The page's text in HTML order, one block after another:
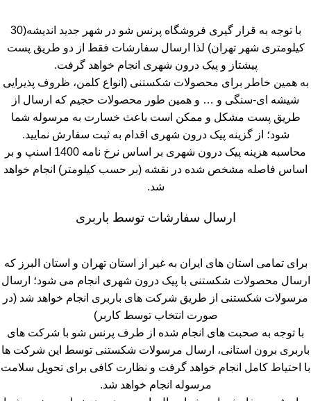
با توجه به قرار گیری فروشگاه پرنس شو در شهر جدید اندیشه(30
کیلومتری شهر تهران) لذا ارسال سفارشات فقط از دو طریق پست
پیشتاز و پیک درون شهری انجام خواهد گرفت.
به همین خاطر برای محصولات شکستنی (انواع کلمن، ظروف پذیرایی
شیشه ای-سنگی و … و همین طور محصولات حجیم که ارسال از
طریق پست مشکل و ممکن است باعث خسارت به مرسوله شما
شود؛ از گزینه پیک درون شهری اقدام به ثبت سفارش نمایید.
محاسبه هزینه پیک درون شهری بر اساس نرخ نامه 1400 اسنپ و بر
اساس فاصله مشخص شده در نقشه (بر حسب کیلومتر) انجام خواهد
شد.
ارسال سفارشات توسط باربری
برای تمامی استان های ایران به غیر از استان تهران و استان البرز که
ارسال محصولات شکستنی با پیک درون شهری انجام می شود؛ ارسال
مرسولات شکستنی از طریق شرکت های باربری انجام خواهد شد (در
صورت انتخاب توسط کاربر)
با توجه به صحبت های انجام شده از طرف پرنس شو با شرکت های
باربری برون استانی، ارسال مرسولات شکستنی توسط این شرکت ها
با احتیاط کامل انجام خواهد گرفت و نظارت کافی برای تحویل سلامت
مرسوله انجام خواهد شد.